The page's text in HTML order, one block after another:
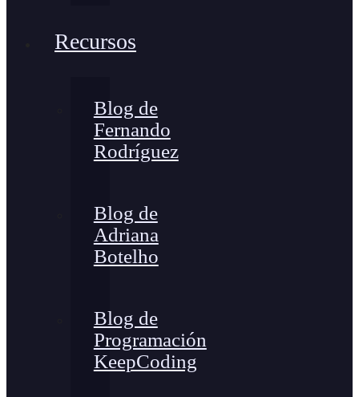
Recursos
Blog de
Fernando
Rodríguez
Blog de
Adriana
Botelho
Blog de
Programación
KeepCoding